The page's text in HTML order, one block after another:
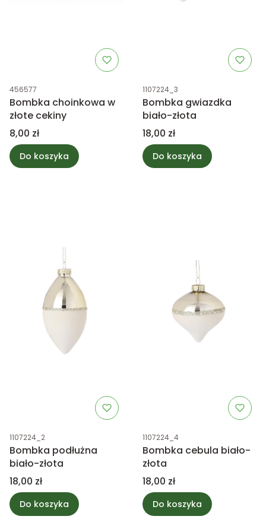
Kod produktu
456577
Bombka choinkowa w
złote cekiny
Cena
8,00 zł
Do koszyka
Kod produktu
1107224_3
Bombka gwiazdka
biało-złota
Cena
18,00 zł
Do koszyka
Kod produktu
1107224_2
Bombka podłużna
biało-złota
Cena
18,00 zł
Do koszyka
Kod produktu
1107224_4
Bombka cebula biało-
złota
Cena
18,00 zł
Do koszyka